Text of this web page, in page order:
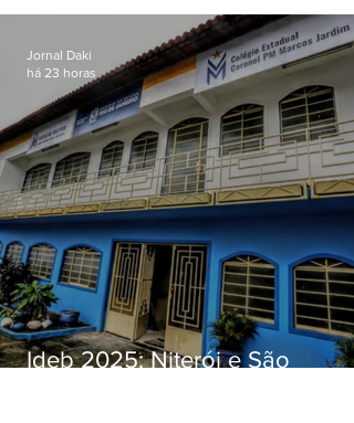
Ideb 2025: Niterói e São
Jornal Daki
há 23 horas